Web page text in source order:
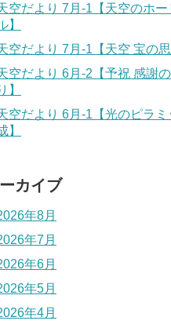
空だより 7月-1【天空のホー
】
空だより 7月-1【天空 宝の思
空だより 6月-2【予祝 感謝
】
空だより 6月-1【光のピラミ
】
カイブ
年8月
年7月
年6月
年5月
年4月